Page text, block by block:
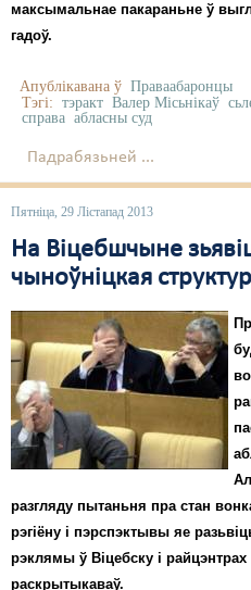
максымальнае пакараньне ў
гадоў.
Апублікавана ў Праваабаронцы
Тэгі: тэракт Валер Місьнікаў
справа абласны суд
Падрабязьней ...
Пятніца, 29 Лістапад 2013
На Віцебшчыне
чыноўніцкая
разгляду пытаньня пра стан
рэгіёну і пэрспэктывы яе
рэклямы ў Віцебску і
раскрытыкаваў.